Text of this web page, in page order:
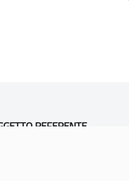
REFERENTE